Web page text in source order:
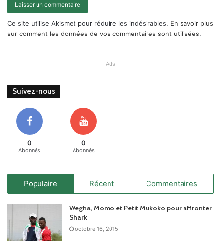
Ce site utilise Akismet pour réduire les indésirables. En savoir plus
sur comment les données de vos commentaires sont utilisées.
Ads
Suivez-nous
0
Abonnés
0
Abonnés
Populaire Récent Commentaires
Wegha, Momo et Petit Mukoko pour affronter
Shark
octobre 16, 2015